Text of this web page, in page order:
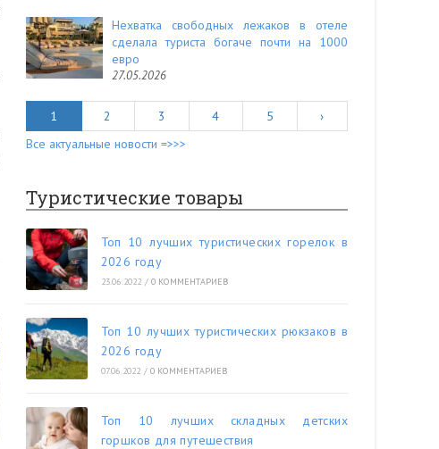
Нехватка свободных лежаков в отеле
сделала туриста богаче почти на 1000
евро
27.05.2026
1 2 3 4 5
›
Все актуальные новости =>>>
Туристические товары
Топ 10 лучших туристических горелок в
2026 году
23.06.2022 / 0 КОММЕНТАРИЕВ
Топ 10 лучших туристических рюкзаков в
2026 году
07.06.2022 / 0 КОММЕНТАРИЕВ
Топ 10 лучших складных детских
горшков для путешествия